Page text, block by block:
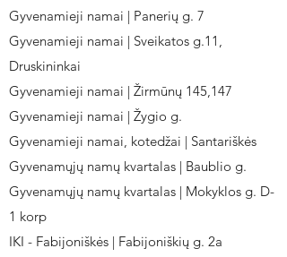
Gyvenamieji namai | Panerių g. 7
Gyvenamieji namai | Sveikatos g.11,
Druskininkai
Gyvenamieji namai | Žirmūnų 145,147
Gyvenamieji namai | Žygio g.
Gyvenamieji namai, kotedžai | Santariškės
Gyvenamųjų namų kvartalas | Baublio g.
Gyvenamųjų namų kvartalas | Mokyklos g. D-
1 korp
IKI - Fabijoniškės | Fabijoniškių g. 2a